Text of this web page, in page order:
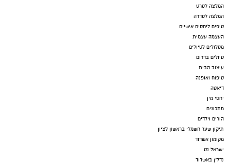
המלצה לסרט
המלצה לסדרה
טיפים ליחסים אישיים
העצמה עצמית
מסלולים לטיולים
טיולים בדרום
עיצוב הבית
טיפוח ואופנה
דיאטה
יחסי מין
מתכונים
הורים וילדים
תיקון שער חשמלי בראשון לציון
מקומון אשדוד
ישראל נט
נדל"ן באשדוד